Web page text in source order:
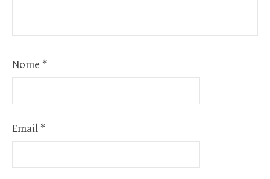
Nome *
Email *